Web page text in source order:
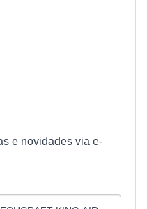
e novidades via e-